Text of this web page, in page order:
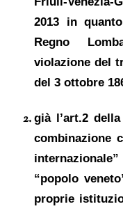
2013 in quanto
Regno
violazione del
del 3 ottobre
già l’art.2
combinazione
“popolo
proprie i